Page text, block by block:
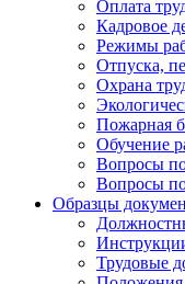
Оплата
Кадровое
Режимы
Отпуска,
Охрана
Пожарная
Обучение
Вопросы
Вопросы
Образцы
Трудовые